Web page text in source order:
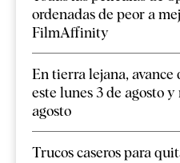
ordenadas de peor a
FilmAffinity
En tierra lejana, avance
este lunes 3 de agosto
agosto
Trucos caseros para